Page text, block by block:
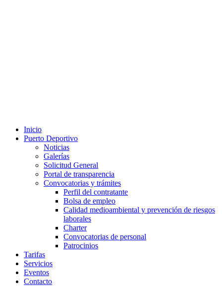
Inicio
Puerto Deportivo
Noticias
Galerías
Solicitud General
Portal de transparencia
Convocatorias y trámites
Perfil del contratante
Bolsa de empleo
Calidad medioambiental y prevención de riesgos
laborales
Charter
Convocatorias de personal
Patrocinios
Tarifas
Servicios
Eventos
Contacto